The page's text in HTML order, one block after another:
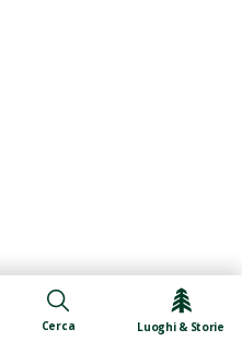
Cerca Luoghi & Storie